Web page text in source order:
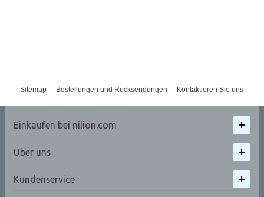
Sitemap Bestellungen und Rücksendungen Kontaktieren Sie uns
Einkaufen bei nilion.com
Über uns
Kundenservice